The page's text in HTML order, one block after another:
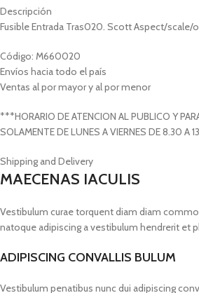
Descripción
Fusible Entrada Tras020. Scott Aspect/scale/
Código: M660020
Envíos hacia todo el país
Ventas al por mayor y al por menor
***HORARIO DE ATENCION AL PUBLICO Y
SOLAMENTE DE LUNES A VIERNES DE 8.30 A
Shipping and Delivery
MAECENAS IACULIS
Vestibulum curae torquent diam diam
natoque adipiscing a vestibulum hendrerit et
ADIPISCING CONVALLIS BULUM
Vestibulum penatibus nunc dui adipiscing